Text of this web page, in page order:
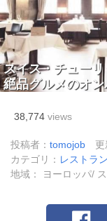
スイス・チュー
絶品グルメのオ
38,774 views
投稿者： tomojob
カテゴリ： レストラ
地域： ヨーロッパ/